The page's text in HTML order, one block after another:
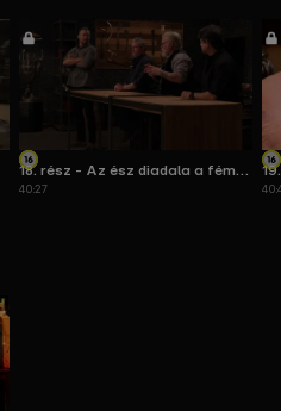
18. rész - Az ész diadala a fém
felett
40:27